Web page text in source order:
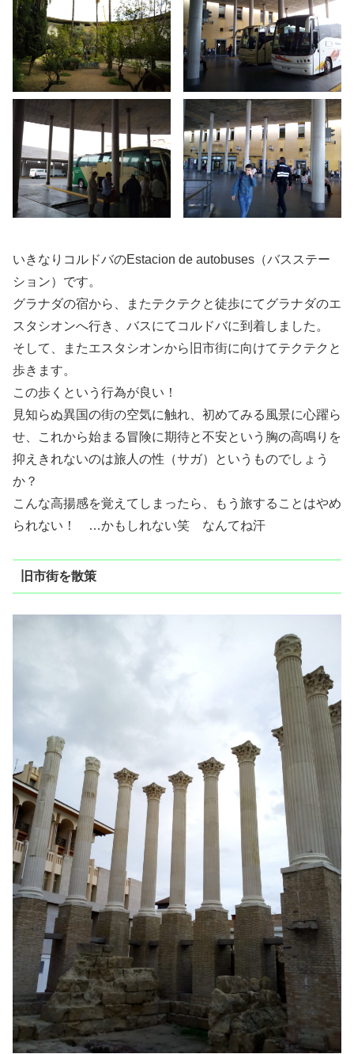
いきなりコルドバのEstacion de autobuses（バスステー
ション）です。
グラナダの宿から、またテクテクと徒歩にてグラナダのエ
スタシオンへ行き、バスにてコルドバに到着しました。
そして、またエスタシオンから旧市街に向けてテクテクと
歩きます。
この歩くという行為が良い！
見知らぬ異国の街の空気に触れ、初めてみる風景に心躍ら
せ、これから始まる冒険に期待と不安という胸の高鳴りを
抑えきれないのは旅人の性（サガ）というものでしょう
か？
こんな高揚感を覚えてしまったら、もう旅することはやめ
られない！ …かもしれない笑 なんてね汗
旧市街を散策